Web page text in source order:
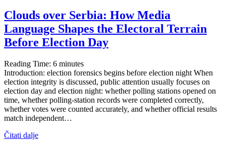
Clouds over Serbia: How Media
Language Shapes the Electoral Terrain
Before Election Day
Reading Time: 6 minutes
Introduction: election forensics begins before election night When
election integrity is discussed, public attention usually focuses on
election day and election night: whether polling stations opened on
time, whether polling-station records were completed correctly,
whether votes were counted accurately, and whether official results
match independent…
Čitati dalje